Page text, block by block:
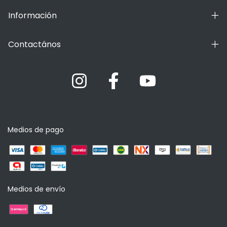
Información
Contactános
Medios de pago
Medios de envío